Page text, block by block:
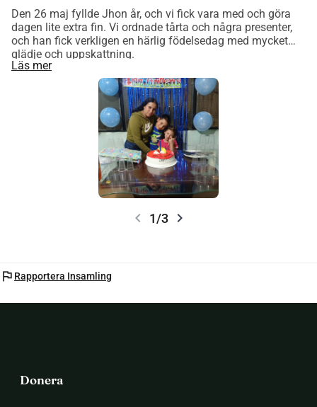
för ÄNGLAR. Det är ord som kommer från hjärtat - för varje
gång ni sträckt ut en hand har det gjort skillnad i deras liv.
Nu hoppas jag att vi kan vara änglar i aktion regelbundet.
För trygghet. För utbildning. För mat på bordet. För en
framtid där barnen får växa upp utan ständig oro. Tack för
att ni vill vara med och bära denna familj vidare.
Den 26 maj fyllde Jhon år, och vi fick vara med och göra
dagen lite extra fin. Vi ordnade tårta och några presenter,
och han fick verkligen en härlig födelsedag med mycket
glädje och uppskattning.
Läs mer
chevron_left 1/3 chevron_right
flag Rapportera Insamling
Donera